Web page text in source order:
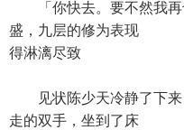
「你快去。要不然我再
盛，九层的修为表现
得淋漓尽致
见状陈少天冷静了下来
走的双手，坐到了床